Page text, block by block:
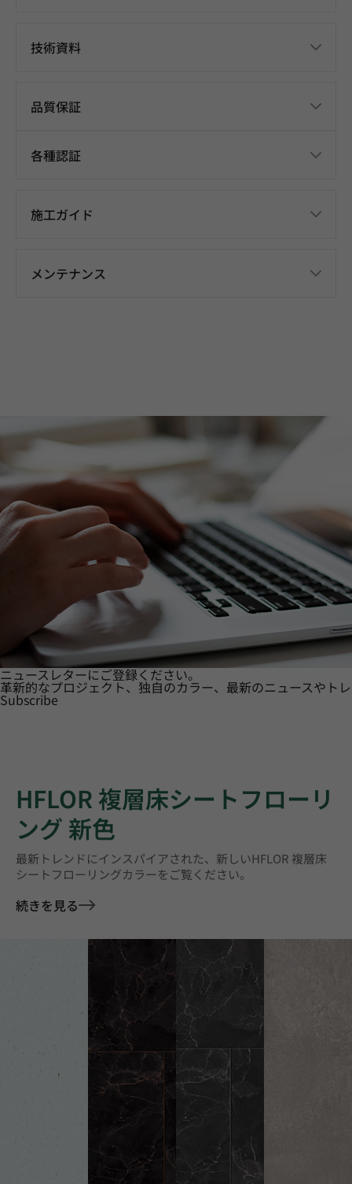
技術資料
品質保証
各種認証
施工ガイド
メンテナンス
ニュースレターにご登録ください。
革新的なプロジェクト、独自のカラー、最新のニュースやト
Subscribe
HFLOR 複層床シートフローリ
ング 新色
最新トレンドにインスパイアされた、新しいHFLOR 複層床
シートフローリングカラーをご覧ください。
続きを見る